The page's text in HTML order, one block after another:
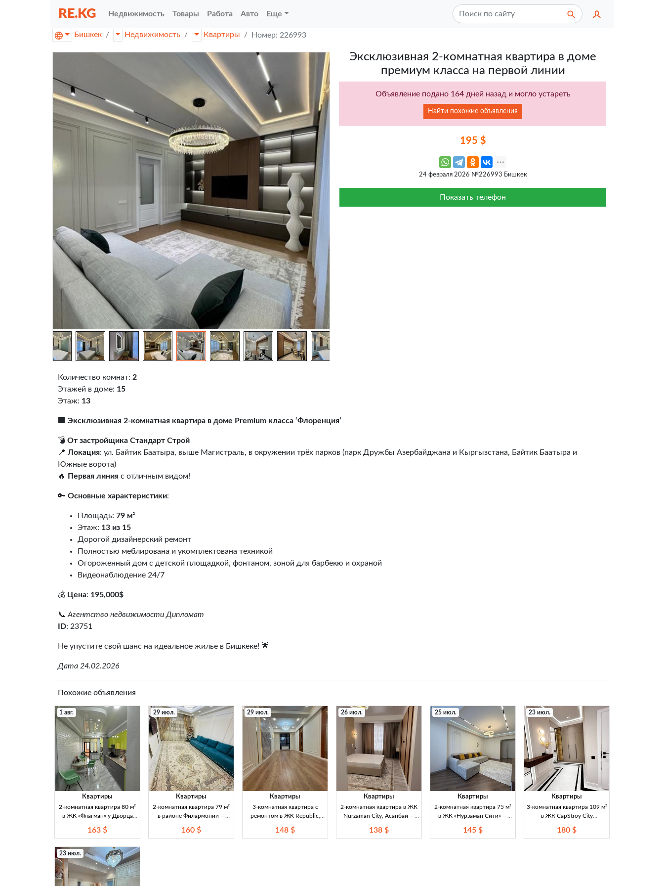
RE.KG Недвижимость Товары Работа Авто Еще
Бишкек Недвижимость Квартиры Номер: 226993
Эксклюзивная 2-комнатная квартира в доме
премиум класса на первой линии
Объявление подано 164 дней назад и могло устареть
Найти похожие объявления
195 $
24 февраля 2026 №226993 Бишкек
Показать телефон
Количество комнат: 2
Этажей в доме: 15
Этаж: 13
🏢 Эксклюзивная 2-комнатная квартира в доме Premium класса ‘Флоренция’
💣 От застройщика Стандарт Строй
📍 Локация: ул. Байтик Баатыра, выше Магистраль, в окружении трёх парков (парк Дружбы Азербайджана и Кыргызстана, Байтик Баатыра и
Южные ворота)
🔥
Первая линия с отличным видом!
🔑 Основные характеристики:
Площадь: 79 м²
Этаж: 13 из 15
Дорогой дизайнерский ремонт
Полностью меблирована и укомплектована техникой
Огороженный дом с детской площадкой, фонтаном, зоной для барбекю и охраной
Видеонаблюдение 24/7
💰 Цена: 195,000$
📞 Агентство недвижимости Дипломат
ID: 23751
Не упустите свой шанс на идеальное жилье в Бишкеке! 🌟
Дата 24.02.2026
Похожие объявления
1 авг.
Квартиры
2-комнатная квартира 80 м²
в ЖК «Флагман» у Дворца
Продается уютная 2-
площадью 80 м² в ЖК
«Флагман» у Дворца спорта.
10 этаж из 12, центральные
коммуникации и отопление,
163 $
29 июл.
Квартиры
2-комнатная квартира 79 м²
в районе Филармонии —
продажа 2-комнатной
160 $
29 июл.
Квартиры
3-комнатная квартира с
ремонтом в ЖК Republic,
Срочная продажа 3-
148 $
26 июл.
Квартиры
2-комнатная квартира в ЖК
Nurzaman City, Асанбай —
Продается 2-комнатная
138 $
25 июл.
Квартиры
2-комнатная квартира 75 м²
в ЖК «Нурзаман Сити» —
ДДУ, 8 этаж (Бишкек)
145 $
23 июл.
Квартиры
3-комнатная квартира 109 м²
в ЖК CapStroy City
Продаётся просторная 3-
180 $
23 июл.